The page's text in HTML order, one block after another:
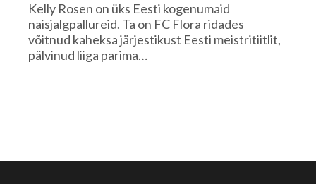
Kelly Rosen on üks Eesti kogenumaid
naisjalgpallureid. Ta on FC Flora ridades
võitnud kaheksa järjestikust Eesti meistritiitlit,
pälvinud liiga parima…